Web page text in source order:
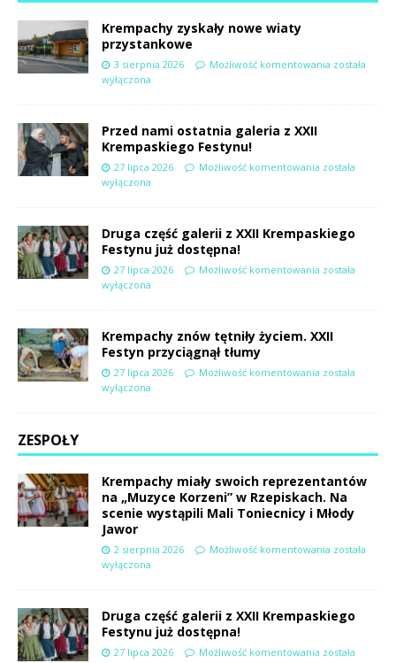
Krempachy zyskały nowe wiaty
przystankowe
3 sierpnia 2026 Możliwość komentowania została
wyłączona
Przed nami ostatnia galeria z XXII
Krempaskiego Festynu!
27 lipca 2026 Możliwość komentowania została
wyłączona
Druga część galerii z XXII Krempaskiego
Festynu już dostępna!
27 lipca 2026 Możliwość komentowania została
wyłączona
Krempachy znów tętniły życiem. XXII
Festyn przyciągnął tłumy
27 lipca 2026 Możliwość komentowania została
wyłączona
ZESPOŁY
Krempachy miały swoich reprezentantów
na „Muzyce Korzeni” w Rzepiskach. Na
scenie wystąpili Mali Toniecnicy i Młody
Jawor
2 sierpnia 2026 Możliwość komentowania została
wyłączona
Druga część galerii z XXII Krempaskiego
Festynu już dostępna!
27 lipca 2026 Możliwość komentowania została